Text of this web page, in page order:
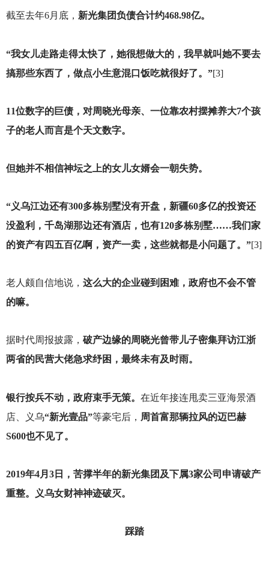
截至去年6月底， 新光集团负债合计约468.98亿。
“我女儿走路走得太快了，她很想做大的，我早就叫她不要去
搞那些东西了，做点小生意混口饭吃就很好了。”[3]
11位数字的巨债，对周晓光母亲、一位靠农村摆摊养大7个孩
子的老人而言是个天文数字。
但她并不相信神坛之上的女儿女婿会一朝失势。
“义乌江边还有300多栋别墅没有开盘，新疆60多亿的投资还
没盈利，千岛湖那边还有酒店，也有120多栋别墅……我们家
的资产有四五百亿啊，资产一卖，这些就都是小问题了。”[3]
老人颇自信地说， 这么大的企业碰到困难，政府也不会不管
的嘛。
据时代周报披露， 破产边缘的周晓光曾带儿子密集拜访江浙
两省的民营大佬急求纾困，最终未有及时雨。
银行按兵不动，政府束手无策。 在近年接连甩卖三亚海景酒
店、义乌“新光壹品”等豪宅后， 周首富那辆拉风的迈巴赫
S600也不见了。
2019年4月3日，苦撑半年的新光集团及下属3家公司申请破产
重整。义乌女财神神迹破灭。
踩踏